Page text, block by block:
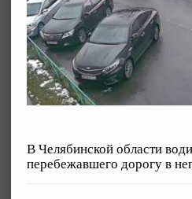
В Челябинской области
перебежавшего дорогу в